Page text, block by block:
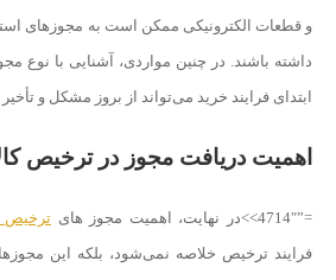
و قطعات الکترونیکی ممکن است به مجوزهای
داشته باشند. در چنین مواردی، آشنایی با نوع
ابتدای فرایند خرید می‌تواند از بروز مشکل و
اهمیت دریافت مجوز در ترخیص
=”4714″>>در نهایت، اهمیت مجوز های ترخیص
فرایند ترخیص خلاصه نمی‌شود، بلکه این مجوزها